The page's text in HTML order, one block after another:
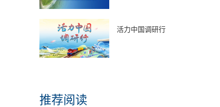
活力中国调研行
推荐阅读